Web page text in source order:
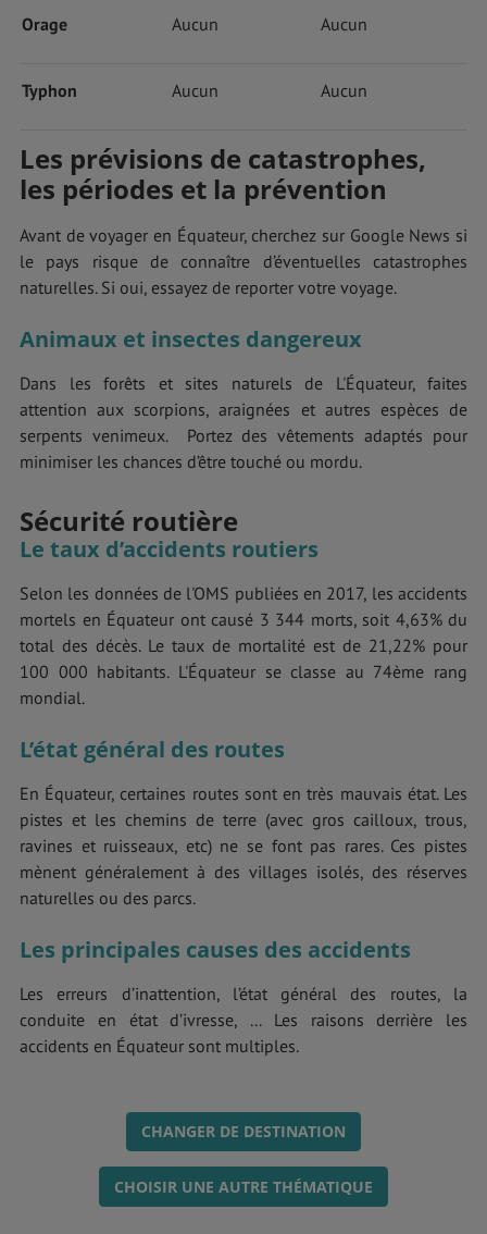
Orage Aucun Aucun
Typhon Aucun Aucun
Les prévisions de catastrophes,
les périodes et la prévention
Avant de voyager en Équateur, cherchez sur Google News si
le pays risque de connaître d’éventuelles catastrophes
naturelles. Si oui, essayez de reporter votre voyage.
Animaux et insectes dangereux
Dans les forêts et sites naturels de L'Équateur, faites
attention aux scorpions, araignées et autres espèces de
serpents venimeux. Portez des vêtements adaptés pour
minimiser les chances d’être touché ou mordu.
Sécurité routière
Le taux d’accidents routiers
Selon les données de l'OMS publiées en 2017, les accidents
mortels en Équateur ont causé 3 344 morts, soit 4,63% du
total des décès. Le taux de mortalité est de 21,22% pour
100 000 habitants. L'Équateur se classe au 74ème rang
mondial.
L’état général des routes
En Équateur, certaines routes sont en très mauvais état. Les
pistes et les chemins de terre (avec gros cailloux, trous,
ravines et ruisseaux, etc) ne se font pas rares. Ces pistes
mènent généralement à des villages isolés, des réserves
naturelles ou des parcs.
Les principales causes des accidents
Les erreurs d’inattention, l’état général des routes, la
conduite en état d’ivresse, ... Les raisons derrière les
accidents en Équateur sont multiples.
CHANGER DE DESTINATION
CHOISIR UNE AUTRE THÉMATIQUE